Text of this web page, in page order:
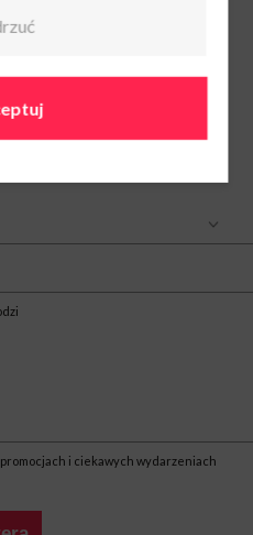
i ciekawych wydarzeniach